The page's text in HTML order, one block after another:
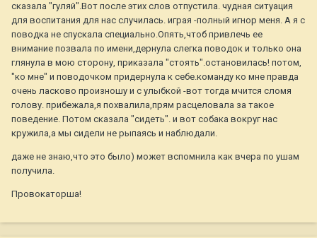
сказала "гуляй".Вот после этих слов отпустила. чудная ситуация
для воспитания для нас случилась. играя -полный игнор меня. А я с
поводка не спускала специально.Опять,чтоб привлечь ее
внимание позвала по имени,дернула слегка поводок и только она
глянула в мою сторону, приказала "стоять".остановилась! потом,
"ко мне" и поводочком придернула к себе.команду ко мне правда
очень ласково произношу и с улыбкой -вот тогда мчится сломя
голову. прибежала,я похвалила,прям расцеловала за такое
поведение. Потом сказала "сидеть". и вот собака вокруг нас
кружила,а мы сидели не рыпаясь и наблюдали.
даже не знаю,что это было) может вспомнила как вчера по ушам
получила.
Провокаторша!